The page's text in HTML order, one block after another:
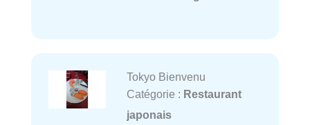
Tokyo Bienvenu
Catégorie : Restaurant
japonais